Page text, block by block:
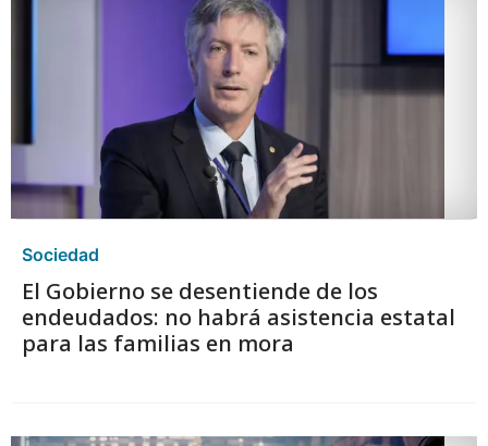
Sociedad
El Gobierno se desentiende de los
endeudados: no habrá asistencia estatal
para las familias en mora